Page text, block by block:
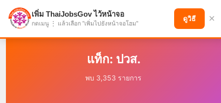
แบ่งปันโอกาส เพื่ออนาคตที่ก้าวหน้า
แท็ก: ปวส.
พบ 3,353 รายการ
เพิ่ม ThaiJobsGov ไว้หน้าจอ
กดเมนู ⋮ แล้วเลือก "เพิ่มไปยังหน้าจอโฮม"
ดูวิธี ×